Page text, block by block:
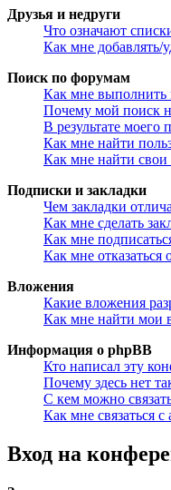
Друзья и недруги
Что означают
Как мне добавлять/
Поиск по форумам
Как мне
Почему мой поиск
В результате моего
Как мне найти
Как мне найти
Подписки и закладки
Чем закладки
Как мне сделать
Как мне
Как мне отказаться
Вложения
Какие вложения
Как мне найти мои
Информация о phpBB
Кто написал эту
Почему здесь нет
С кем можно
Как мне связаться
Вход на